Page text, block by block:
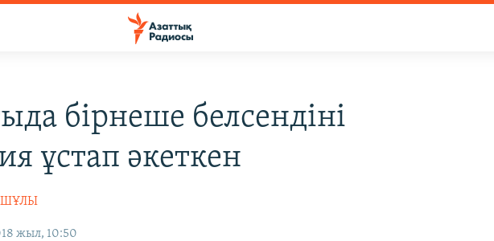
бірнеше белсендіні
ұстап әкеткен
жыл, 10:50